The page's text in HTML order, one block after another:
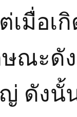
มื่อเ
ณะดั
ดังนั้